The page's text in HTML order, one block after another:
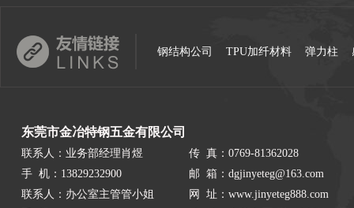
钢结构公司 TPU加纤材料 弹力柱
东莞市金冶特钢五金有限公司
联系人：业务部经理肖煜
手 机：13829232900
联系人：办公室主管管小姐
传 真：0769-81362028
邮 箱：dgjinyeteg@163.com
网 址：www.jinyeteg888.com